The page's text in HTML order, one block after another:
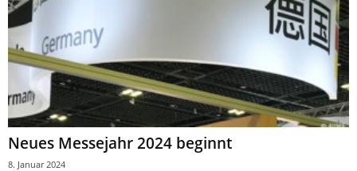
Neues Messejahr 2024 beginnt
8. Januar 2024